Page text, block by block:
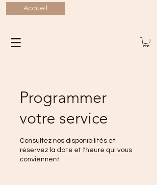
Accueil
Programmer
votre service
Consultez nos disponibilités et
réservez la date et l'heure qui vous
conviennent.